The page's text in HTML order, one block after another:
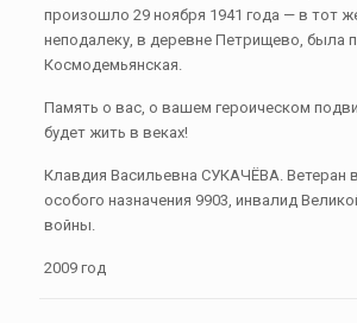
произошло 29 ноября 1941 года — в тот
неподалеку, в деревне Петрищево, была
Космодемьянская.
Память о вас, о вашем героическом
будет жить в веках!
Клавдия Васильевна СУКАЧЁВА. Ветеран
особого назначения 9903, инвалид
войны.
2009 год